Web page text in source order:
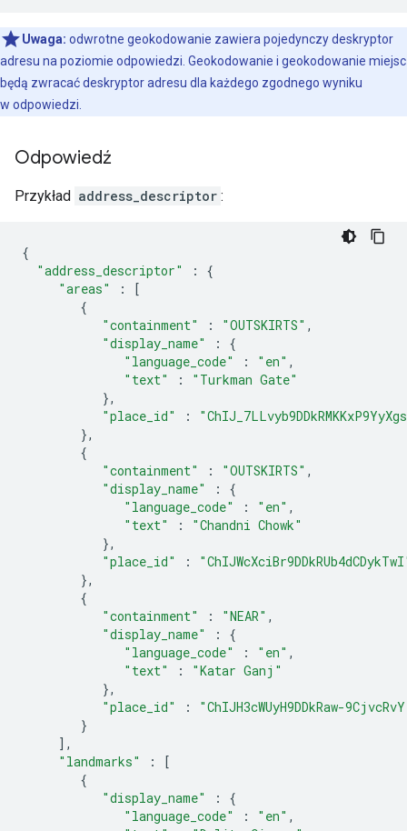
Uwaga: odwrotne geokodowanie zawiera pojedynczy deskryptor
adresu na poziomie odpowiedzi. Geokodowanie i geokodowanie miejsc
będą zwracać deskryptor adresu dla każdego zgodnego wyniku
w odpowiedzi.
Odpowiedź
Przykład address_descriptor :
{
"address_descriptor"
:
{
"areas"
:
[
{
"containment"
: "OUTSKIRTS" ,
"display_name"
:
{
"language_code"
: "en" ,
"text"
:
"Turkman Gate"
},
"place_id"
:
},
{
"containment"
: "OUTSKIRTS" ,
"display_name"
:
{
"language_code"
: "en" ,
"text"
:
"Chandni Chowk"
},
"place_id"
:
},
{
"containment"
: "NEAR" ,
"display_name"
:
{
"language_code"
: "en" ,
"text"
:
"Katar Ganj"
},
"place_id"
:
"ChIJH3cWUyH9DDkRaw-
}
],
"landmarks"
:
[
{
"display_name"
:
{
"language_code"
: "en" ,